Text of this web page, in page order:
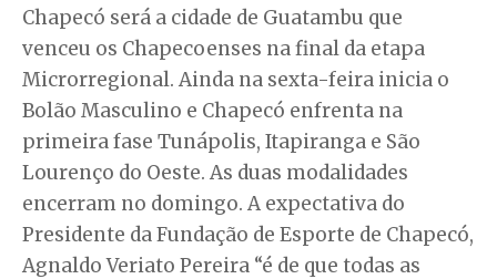
Chapecó será a cidade de Guatambu que
venceu os Chapecoenses na final da etapa
Microrregional. Ainda na sexta-feira inicia o
Bolão Masculino e Chapecó enfrenta na
primeira fase Tunápolis, Itapiranga e São
Lourenço do Oeste. As duas modalidades
encerram no domingo. A expectativa do
Presidente da Fundação de Esporte de Chapecó,
Agnaldo Veriato Pereira “é de que todas as